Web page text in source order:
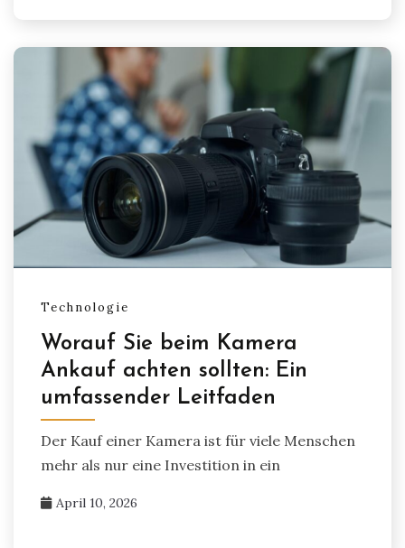
Technologie
Worauf Sie beim Kamera
Ankauf achten sollten: Ein
umfassender Leitfaden
Der Kauf einer Kamera ist für viele Menschen
mehr als nur eine Investition in ein
April 10, 2026